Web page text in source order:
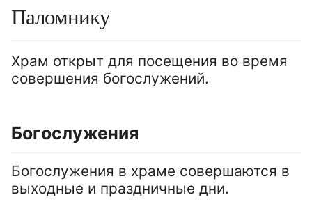
Паломнику
Храм открыт для посещения во время
совершения богослужений.
Богослужения
Богослужения в храме совершаются в
выходные и праздничные дни.